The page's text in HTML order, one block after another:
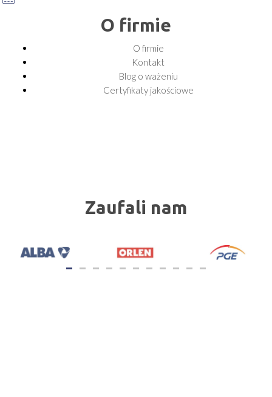
O firmie
O firmie
Kontakt
Blog o ważeniu
Certyfikaty jakościowe
Zaufali nam